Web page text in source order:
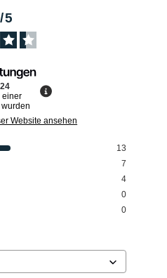
/5
24
einer
Website ansehen
13
7
4
0
0